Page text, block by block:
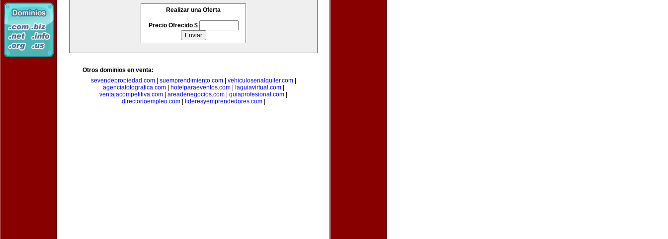
Realizar una Oferta
Precio Ofrecido $
Otros dominios en venta:
sevendepropiedad.com| suemprendimiento.com| vehiculosenalquiler.com|
agenciafotografica.com| hotelparaeventos.com| laguiavirtual.com|
ventajacompetitiva.com
areadenegocios.com guiaprofesional.com
directorioempleo.com| lideresyemprendedores.com|